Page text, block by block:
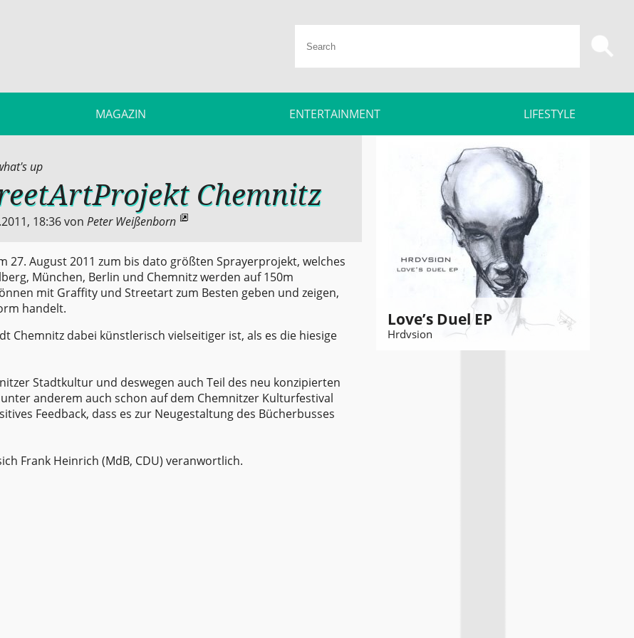
MAGAZIN ENTERTAINMENT LIFESTYLE
up
Chemnitz
18:36von Peter Weißenborn
27. August 2011 zum bis dato größten Sprayerprojekt, welches
München, Berlin und Chemnitz werden auf 150m
mit Graffity und Streetart zum Besten geben und zeigen,
handelt.
Chemnitz dabei künstlerisch vielseitiger ist, als es die hiesige
Stadtkultur und deswegen auch Teil des neu konzipierten
anderem auch schon auf dem Chemnitzer Kulturfestival
Feedback, dass es zur Neugestaltung des Bücherbusses
Frank Heinrich (MdB, CDU) veranwortlich.
Love’s Duel EP
Hrdvsion